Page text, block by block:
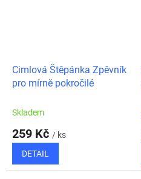
Cimlová Štěpánka Zpěvník
pro mírně pokročilé
Skladem
259 Kč / ks
DETAIL